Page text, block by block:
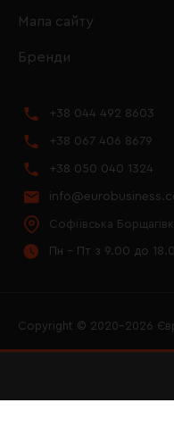
Мапа сайту
Бренди
+38 044 492 8603
+38 067 406 8679
+38 050 040 1324
Софіївська
Пн - Пт з 9.00 до
Copyright © 2020–2026
LOGO ЄВРОБІЗНЕС